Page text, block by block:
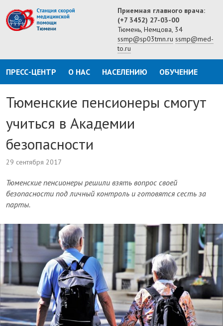
Приемная главного врача:
(+7 3452) 27-03-00
Тюмень, Немцова, 34
ssmp@sp03tmn.ru ssmp@med-
to.ru
ПРЕСС-ЦЕНТР О НАС НАСЕЛЕНИЮ ОБУЧЕНИЕ
Тюменские пенсионеры смогут
учиться в Академии
безопасности
29 сентября 2017
Тюменские пенсионеры решили взять вопрос своей
безопасности под личный контроль и готовятся сесть за
парты.